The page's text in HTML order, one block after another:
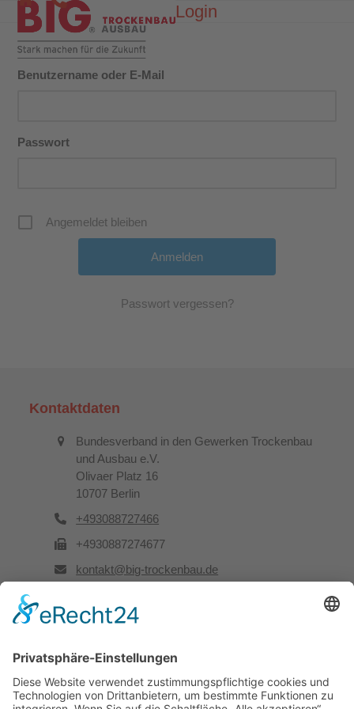
content
Open
mobile
menu
Close
mobile
menu
Login
Benutzername oder E-Mail
Passwort
Angemeldet bleiben
Passwort vergessen?
Kontaktdaten
Bundesverband in den Gewerken Trockenbau
und Ausbau e.V.
Olivaer Platz 16
10707 Berlin
+493088727466
+4930887274677
kontakt@big-trockenbau.de
Rechtliches
Kontakt